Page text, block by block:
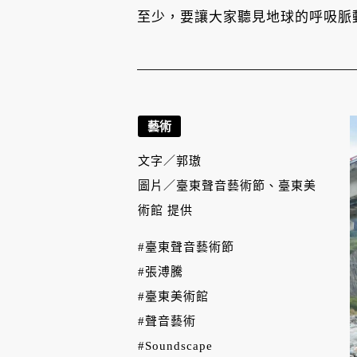
至少，要讓大家聽見地球的呼吸脈
藝術
文字／郭璈
圖片／ 臺東聲音藝術節、臺東美
術館 提供
#臺東聲音藝術節
#張溥騰
#臺東美術館
#聲音藝術
#Soundscape